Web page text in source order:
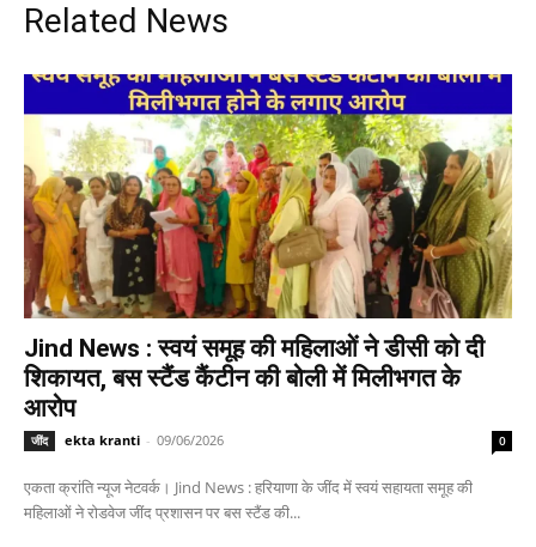
Related News
Jind News : स्वयं समूह की महिलाओं ने डीसी को दी
शिकायत, बस स्टैंड कैंटीन की बोली में मिलीभगत के
आरोप
जींद ekta kranti - 09/06/2026 0
एकता क्रांति न्यूज नेटवर्क। Jind News : हरियाणा के जींद में स्वयं सहायता समूह की
महिलाओं ने रोडवेज जींद प्रशासन पर बस स्टैंड की...